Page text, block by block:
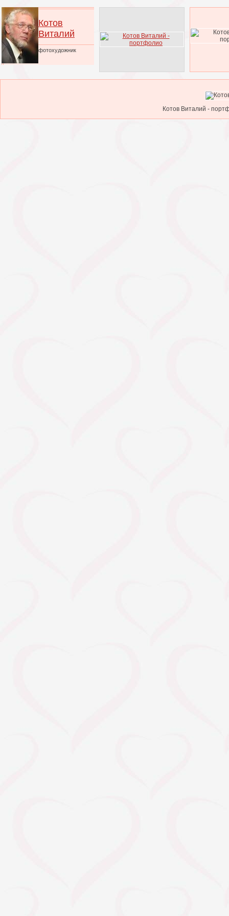
Котов
Виталий
фотохудожник
Котов Виталий -